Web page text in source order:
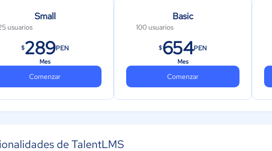
Small
usuarios
$289PEN
Mes
Comenzar
Basic
100 usuarios
$654PEN
Mes
Comenzar
de TalentLMS